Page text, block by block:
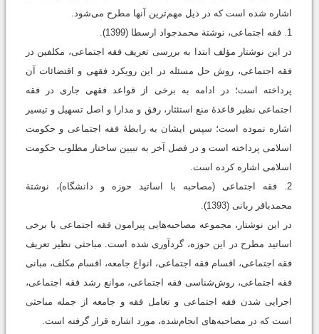
اشاره شده است که در ذیل مهم‌ترین آنها مطرح می‌شود.
1. فقه اجتماعی، نوشتة محمدجواد ارسطا (1399).
در این نوشتار مؤلف ابتدا به بررسی تعریف فقه اجتماعی، مکلفین در
فقه اجتماعی، روش حل مسئله در این رویکرد فقهی و اقتضائات آن
پرداخته است؛ در ادامه به برخی از قواعد فقهی جاری در فقه
اجتماعی نظیر قاعدۀ منع استئثار، رفق و مدارا و اصل تسهیل و تیسیر
اشاره نموده است؛ سپس ایشان به رابطۀ فقه اجتماعی و حکومت
اسلامی پرداخته است و در فصل آخر به تبیین ساختار مطلوب حکومت
اسلامی اشاره کرده است.
2. فقه اجتماعی (مصاحبه با اساتید حوزه و دانشگاه)، نوشتة
محمدباقر ربانی (1393).
در این نوشتار، مجموعه مصاحبه‌هایی پیرامون فقه اجتماعی با برخی
اساتید مطرح در این حوزه، گردآوری شده است. مباحثی نظیر تعریف
فقه اجتماعی، اقسام فقه اجتماعی، انواع جامعه، اقسام مکلف، مبانی
فقه اجتماعی، روش‌شناسی فقه اجتماعی، موانع رشد فقه اجتماعی،
اجرایی شدن فقه اجتماعی و تعامل فقه و جامعه از جمله مباحثی
است که در مصاحبه‌های انجام‌شده، مورد اشاره قرار گرفته است.